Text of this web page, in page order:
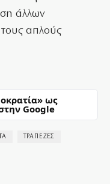
άλλων
απλούς
ως
Google
ΤΡΑΠΕΖΕΣ